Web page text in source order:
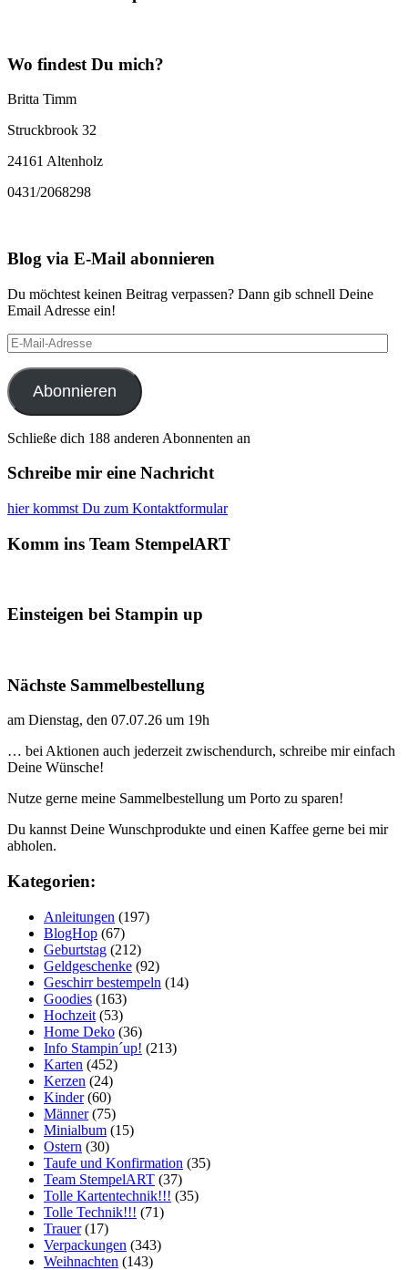
Wo findest Du mich?
Britta Timm
Struckbrook 32
24161 Altenholz
0431/2068298
Blog via E-Mail abonnieren
Du möchtest keinen Beitrag verpassen? Dann gib schnell Deine
Email Adresse ein!
E-
Mail-
Adresse
Abonnieren
Schließe dich 188 anderen Abonnenten an
Schreibe mir eine Nachricht
hier kommst Du zum Kontaktformular
Komm ins Team StempelART
Einsteigen bei Stampin up
Nächste Sammelbestellung
am Dienstag, den 07.07.26 um 19h
… bei Aktionen auch jederzeit zwischendurch, schreibe mir einfach
Deine Wünsche!
Nutze gerne meine Sammelbestellung um Porto zu sparen!
Du kannst Deine Wunschprodukte und einen Kaffee gerne bei mir
abholen.
Kategorien:
Anleitungen (197)
BlogHop (67)
Geburtstag (212)
Geldgeschenke (92)
Geschirr bestempeln (14)
Goodies (163)
Hochzeit (53)
Home Deko (36)
Info Stampin´up! (213)
Karten (452)
Kerzen (24)
Kinder(60)
Männer(75)
Minialbum (15)
Ostern (30)
Taufe und Konfirmation (35)
Team StempelART (37)
Tolle Kartentechnik!!! (35)
Tolle Technik!!! (71)
Trauer(17)
Verpackungen (343)
Weihnachten (143)